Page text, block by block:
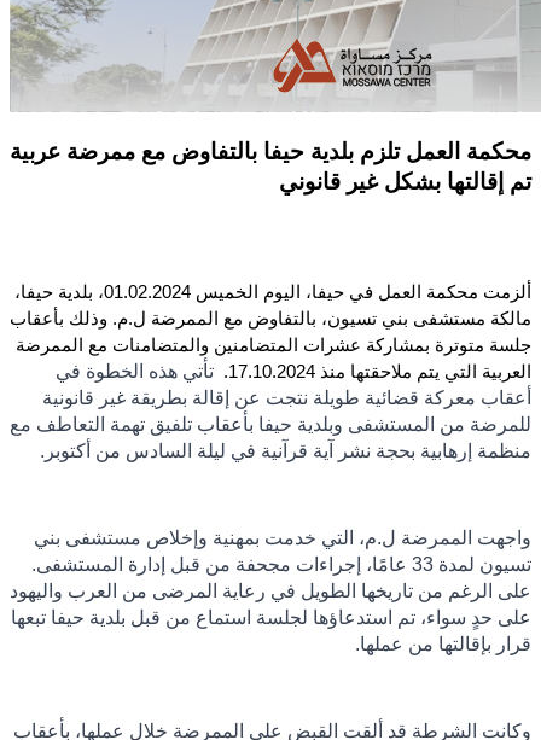
محكمة العمل تلزم بلدية حيفا بالتفاوض مع ممرضة عربية
تم إقالتها بشكل غير قانوني
ألزمت محكمة العمل في حيفا، اليوم الخميس 01.02.2024، بلدية حيفا،
مالكة مستشفى بني تسيون، بالتفاوض مع الممرضة ل.م. وذلك بأعقاب
جلسة متوترة بمشاركة عشرات المتضامنين والمتضامنات مع الممرضة
العربية التي يتم ملاحقتها منذ 17.10.2024.
تأتي هذه الخطوة في
أعقاب معركة قضائية طويلة نتجت عن إقالة بطريقة غير قانونية
للمرضة من المستشفى وبلدية حيفا بأعقاب تلفيق تهمة التعاطف مع
منظمة إرهابية بحجة نشر آية قرآنية في ليلة السادس من أكتوبر.
واجهت الممرضة ل.م، التي خدمت بمهنية وإخلاص مستشفى بني
تسيون لمدة 33 عامًا، إجراءات مجحفة من قبل إدارة المستشفى.
على الرغم من تاريخها الطويل في رعاية المرضى من العرب واليهود
على حدٍ سواء، تم استدعاؤها لجلسة استماع من قبل بلدية حيفا تبعها
قرار بإقالتها من عملها.
وكانت الشرطة قد ألقت القبض على الممرضة خلال عملها، بأعقاب